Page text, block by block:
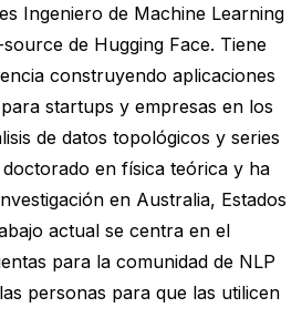
Ingeniero de Machine Learning
de Hugging Face. Tiene
construyendo aplicaciones
startups y empresas en los
de datos topológicos y series
en física teórica y ha
en Australia, Estados
actual se centra en el
para la comunidad de NLP
personas para que las utilicen